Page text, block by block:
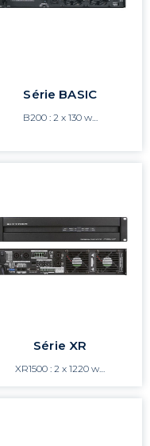
Série BASIC
B200 : 2 x 130 w…
Série XR
XR1500 : 2 x 1220 w…